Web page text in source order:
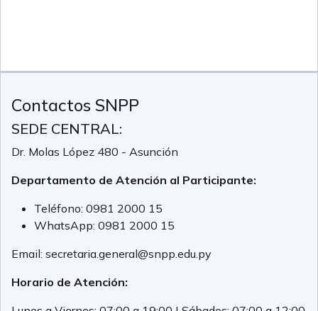
Contactos SNPP
SEDE CENTRAL:
Dr. Molas López 480 - Asunción
Departamento de Atención al Participante:
Teléfono: 0981 2000 15
WhatsApp: 0981 2000 15
Email: secretaria.general@snpp.edu.py
Horario de Atención: